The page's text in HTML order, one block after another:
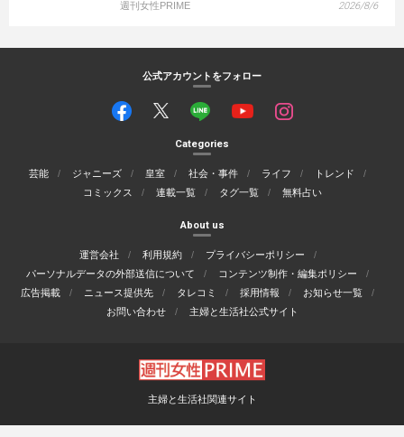
週刊女性PRIME 2026/8/6
公式アカウントをフォロー
Categories
芸能 ジャニーズ 皇室 社会・事件 ライフ
トレンド
コミックス
連載一覧 タグ一覧 無料占い
About us
運営会社 利用規約
プライバシーポリシー
パーソナルデータの外部送信について
コンテンツ制作・編集ポリシー
広告掲載
ニュース提供先 タレコミ 採用情報
お知らせ一覧
お問い合わせ
主婦と生活社公式サイト
主婦と生活社関連サイト